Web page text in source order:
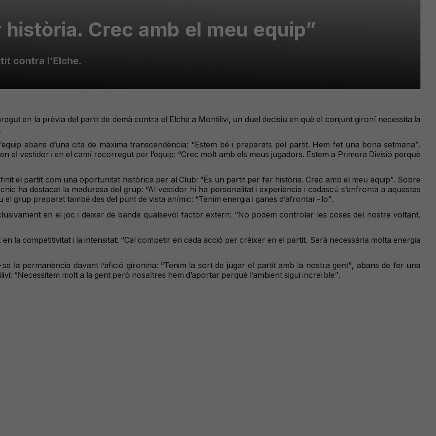
Crec amb el meu equip”
contra l'Elche.
en la prèvia del partit de demà contra el Elche a Montilivi, un duel decisiu en què el conjunt gironí necessita la
abans d’una cita de màxima transcendència: “Estem bé i preparats pel partit. Hem fet una bona setmana”.
el vestidor i en el camí recorregut per l’equip: “Crec molt amb els meus jugadors. Estem a Primera Divisió perquè
el partit com una oportunitat històrica per al Club: “És un partit per fer història. Crec amb el meu equip”. Sobre
ha destacat la maduresa del grup: “Al vestidor hi ha personalitat i experiència i cadascú s’enfronta a aquestes
grup preparat també des del punt de vista anímic: “Tenim energia i ganes d’afrontar-lo”.
en el joc i deixar de banda qualsevol factor extern: “No podem controlar les coses del nostre voltant.
la competitivitat i la intensitat: “Cal competir en cada acció per créixer en el partit. Serà necessària molta energia
la permanència davant l’afició gironina: “Tenim la sort de jugar el partit amb la nostra gent”, abans de fer una
“Necessitem molt a la gent però nosaltres hem d’aportar perquè l’ambient sigui increïble”.